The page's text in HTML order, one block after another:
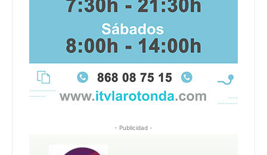
- Publicidad -